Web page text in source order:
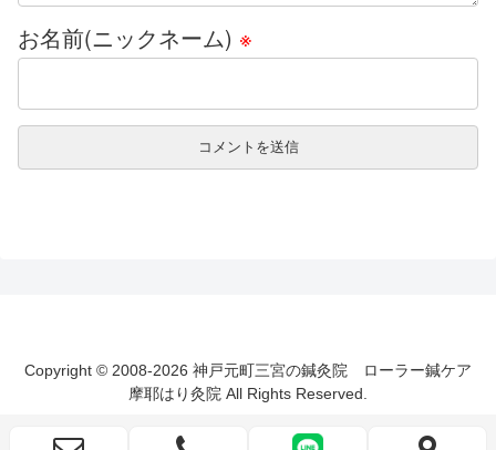
お名前(ニックネーム) ※
Copyright © 2008-2026 神戸元町三宮の鍼灸院 ローラー鍼ケア
摩耶はり灸院 All Rights Reserved.